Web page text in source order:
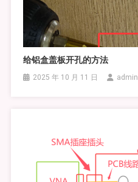
给铝盒盖板开孔的方法
2025 年 10 月 11 日 admin